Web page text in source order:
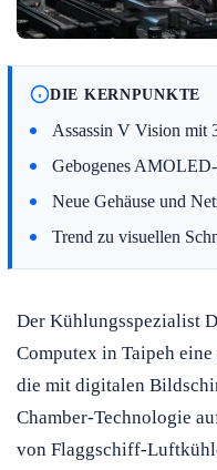
DIE KERNPUNKTE
Assassin V Vision mit
Gebogenes
Neue Gehäuse und
Trend zu visuellen
Der Kühlungsspezialist
Computex in Taipeh
die mit digitalen
Chamber-Technologie
von Flaggschiff-